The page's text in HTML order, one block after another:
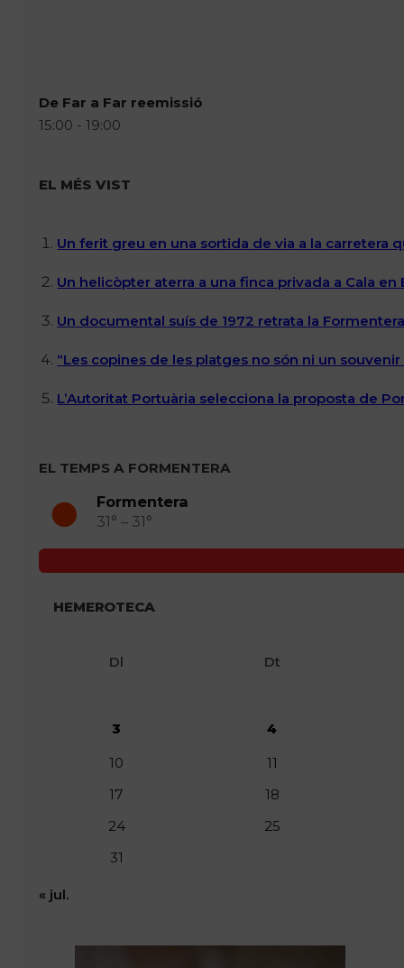
De Far a Far reemissió
15:00 - 19:00
EL MÉS VIST
Un ferit greu en una sortida de via a la carretera
Un helicòpter aterra a una finca privada a Cala
Un documental suís de 1972 retrata la
“Les copines de les platges no són ni un
L’Autoritat Portuària selecciona la proposta de
EL TEMPS A FORMENTERA
Formentera
31° – 31°
HEMEROTECA
Dl Dt
3
4
10
11
17
18
24
25
31
« jul.